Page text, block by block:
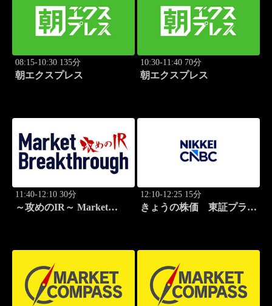
08:15-10:30 135分
朝エクスプレス
10:30-11:40 70分
朝エクスプレス
11:40-12:10 30分
～攻めのIR～ Market
12:10-12:25 15分
きょうの株価 東証プライ